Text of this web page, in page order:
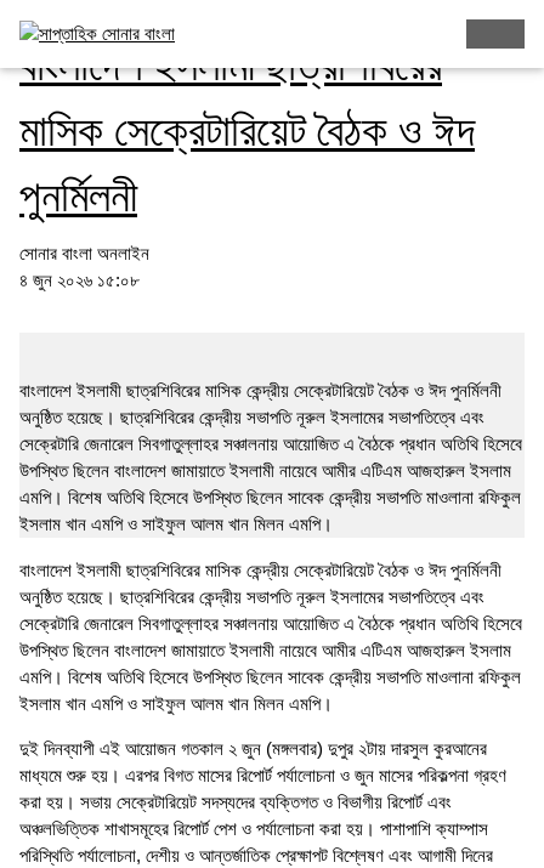
বাংলাদেশ ইসলামী ছাত্রশিবিরের
মাসিক সেক্রেটারিয়েট বৈঠক ও ঈদ
পুনর্মিলনী
সোনার বাংলা অনলাইন
৪ জুন ২০২৬ ১৫:০৮
বাংলাদেশ ইসলামী ছাত্রশিবিরের মাসিক কেন্দ্রীয় সেক্রেটারিয়েট বৈঠক ও ঈদ পুনর্মিলনী
অনুষ্ঠিত হয়েছে। ছাত্রশিবিরের কেন্দ্রীয় সভাপতি নূরুল ইসলামের সভাপতিত্বে এবং
সেক্রেটারি জেনারেল সিবগাতুল্লাহর সঞ্চালনায় আয়োজিত এ বৈঠকে প্রধান অতিথি হিসেবে
উপস্থিত ছিলেন বাংলাদেশ জামায়াতে ইসলামী নায়েবে আমীর এটিএম আজহারুল ইসলাম
এমপি। বিশেষ অতিথি হিসেবে উপস্থিত ছিলেন সাবেক কেন্দ্রীয় সভাপতি মাওলানা রফিকুল
ইসলাম খান এমপি ও সাইফুল আলম খান মিলন এমপি।
বাংলাদেশ ইসলামী ছাত্রশিবিরের মাসিক কেন্দ্রীয় সেক্রেটারিয়েট বৈঠক ও ঈদ পুনর্মিলনী
অনুষ্ঠিত হয়েছে। ছাত্রশিবিরের কেন্দ্রীয় সভাপতি নূরুল ইসলামের সভাপতিত্বে এবং
সেক্রেটারি জেনারেল সিবগাতুল্লাহর সঞ্চালনায় আয়োজিত এ বৈঠকে প্রধান অতিথি হিসেবে
উপস্থিত ছিলেন বাংলাদেশ জামায়াতে ইসলামী নায়েবে আমীর এটিএম আজহারুল ইসলাম
এমপি। বিশেষ অতিথি হিসেবে উপস্থিত ছিলেন সাবেক কেন্দ্রীয় সভাপতি মাওলানা রফিকুল
ইসলাম খান এমপি ও সাইফুল আলম খান মিলন এমপি।
দুই দিনব্যাপী এই আয়োজন গতকাল ২ জুন (মঙ্গলবার) দুপুর ২টায় দারসুল কুরআনের
মাধ্যমে শুরু হয়। এরপর বিগত মাসের রিপোর্ট পর্যালোচনা ও জুন মাসের পরিকল্পনা গ্রহণ
করা হয়। সভায় সেক্রেটারিয়েট সদস্যদের ব্যক্তিগত ও বিভাগীয় রিপোর্ট এবং
অঞ্চলভিত্তিক শাখাসমূহের রিপোর্ট পেশ ও পর্যালোচনা করা হয়। পাশাপাশি ক্যাম্পাস
পরিস্থিতি পর্যালোচনা, দেশীয় ও আন্তর্জাতিক প্রেক্ষাপট বিশ্লেষণ এবং আগামী দিনের